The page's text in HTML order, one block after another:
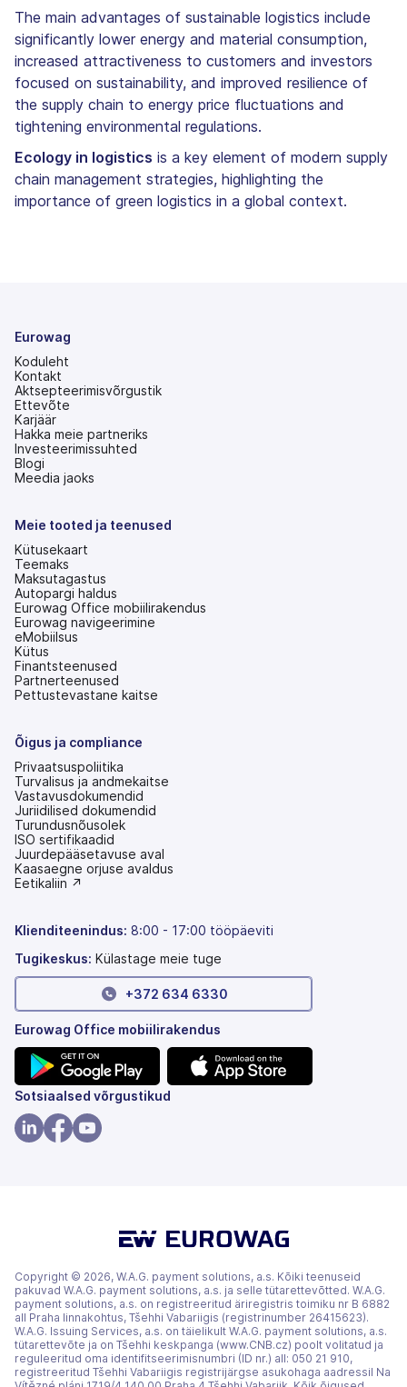
The main advantages of sustainable logistics include
significantly lower energy and material consumption,
increased attractiveness to customers and investors
focused on sustainability, and improved resilience of
the supply chain to energy price fluctuations and
tightening environmental regulations.
Ecology in logistics is a key element of modern supply
chain management strategies, highlighting the
importance of green logistics in a global context.
Eurowag
Koduleht
Kontakt
Aktsepteerimisvõrgustik
Ettevõte
Karjäär
Hakka meie partneriks
Investeerimissuhted
(avaneb
uuel
Blogi
Meedia jaoks
Meie tooted ja teenused
Kütusekaart
Teemaks
Maksutagastus
Autopargi haldus
Eurowag Office mobiilirakendus
Eurowag navigeerimine
eMobiilsus
Kütus
Finantsteenused
Partnerteenused
Pettustevastane kaitse
Õigus ja compliance
Privaatsuspoliitika
Turvalisus ja andmekaitse
Vastavusdokumendid
Juriidilised dokumendid
Turundusnõusolek
ISO sertifikaadid
Juurdepääsetavuse aval
(avaneb
uuel
Kaasaegne orjuse avaldus
(avaneb
Eetikaliin ↗
Klienditeenindus: 8:00 - 17:00 tööpäeviti
Tugikeskus: Külastage meie tuge
+372 634 6330
Eurowag Office mobiilirakendus
(avaneb
uuel
vahekaardil)
(avaneb
Sotsiaalsed võrgustikud
Copyright © 2026, W.A.G. payment solutions, a.s. Kõiki teenuseid
pakuvad W.A.G. payment solutions, a.s. ja selle tütarettevõtted. W.A.G.
payment solutions, a.s. on registreeritud äriregistris toimiku nr B 6882
all Praha linnakohtus, Tšehhi Vabariigis (registrinumber 26415623).
W.A.G. Issuing Services, a.s. on täielikult W.A.G. payment solutions, a.s.
tütarettevõte ja on Tšehhi keskpanga (www.CNB.cz) poolt volitatud ja
reguleeritud oma identifitseerimisnumbri (ID nr.) all: 050 21 910,
registreeritud Tšehhi Vabariigis registrijärgse asukohaga aadressil Na